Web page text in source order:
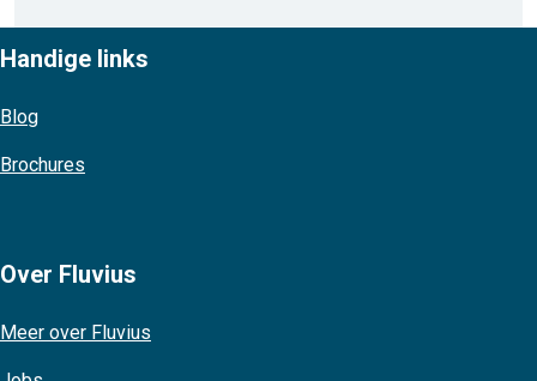
Handige links
Blog
Brochures
Over Fluvius
Meer over Fluvius